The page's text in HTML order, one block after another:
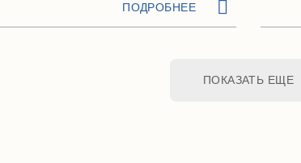
ПОДРОБНЕЕ
ПОКАЗАТЬ ЕЩЕ